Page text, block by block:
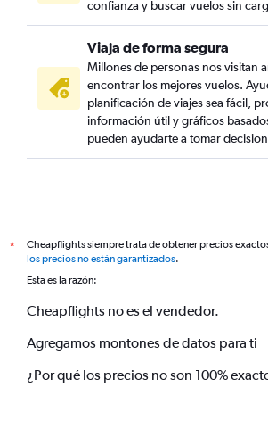
confianza y buscar vuelos sin
Viaja de forma segura
Millones de personas nos visitan
encontrar los mejores vuelos.
planificación de viajes sea fácil,
información útil y gráficos
pueden ayudarte a tomar
*
Cheapflights siempre trata de obtener precios
los precios no están garantizados.
Esta es la razón:
Cheapflights no es el vendedor.
Agregamos montones de datos para ti
¿Por qué los precios no son 100%